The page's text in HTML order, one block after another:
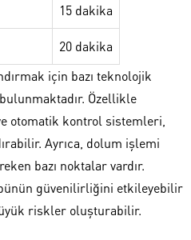
15 dakika
20 dakika
için bazı teknolojik
Özellikle
otomatik kontrol sistemleri,
Ayrıca, dolum işlemi
bazı noktalar vardır.
güvenilirliğini etkileyebilir
riskler oluşturabilir.